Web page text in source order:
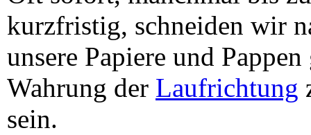
kurzfristig, schneiden wir
unsere Papiere und
Wahrung der Laufrichtung
sein.